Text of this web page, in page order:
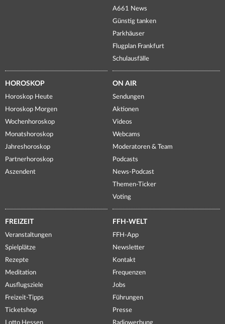
A661 News
Günstig tanken
Parkhäuser
Flugplan Frankfurt
Schulausfälle
HOROSKOP
Horoskop Heute
Horoskop Morgen
Wochenhoroskop
Monatshoroskop
Jahreshoroskop
Partnerhoroskop
Aszendent
ON AIR
Sendungen
Aktionen
Videos
Webcams
Moderatoren & Team
Podcasts
News-Podcast
Themen-Ticker
Voting
FREIZEIT
Veranstaltungen
Spielplätze
Rezepte
Meditation
Ausflugsziele
Freizeit-Tipps
Ticketshop
Lotto Hessen
FFH-WELT
FFH-App
Newsletter
Kontakt
Frequenzen
Jobs
Führungen
Presse
Radiowerbung